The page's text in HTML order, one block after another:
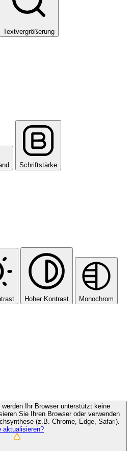
Textvergrößerung
Schriftstärke
Hoher Kontrast Monochrom
Ihr Browser unterstützt keine
Sie Ihren Browser oder verwenden
(z.B. Chrome, Edge, Safari).
aktualisieren?